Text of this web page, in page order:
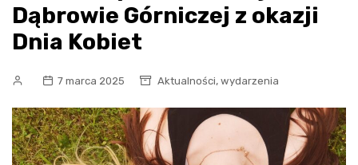
Dąbrowie Górniczej z okazji
Dnia Kobiet
7 marca 2025 Aktualności, wydarzenia